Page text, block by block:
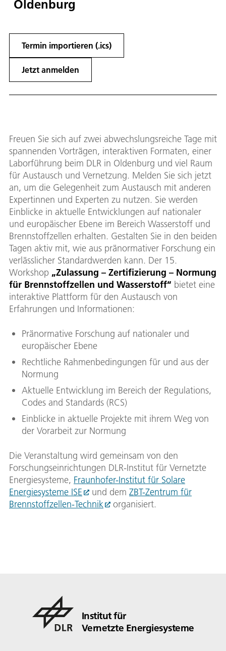
Oldenburg
Termin importieren (.ics)
Jetzt anmelden
Freuen Sie sich auf zwei abwechslungsreiche Tage mit
spannenden Vorträgen, interaktiven Formaten, einer
Laborführung beim DLR in Oldenburg und viel Raum
für Austausch und Vernetzung. Melden Sie sich jetzt
an, um die Gelegenheit zum Austausch mit anderen
Expertinnen und Experten zu nutzen. Sie werden
Einblicke in aktuelle Entwicklungen auf nationaler
und europäischer Ebene im Bereich Wasserstoff und
Brennstoffzellen erhalten. Gestalten Sie in den beiden
Tagen aktiv mit, wie aus pränormativer Forschung ein
verlässlicher Standardwerden kann. Der 15.
Workshop „Zulassung – Zertifizierung – Normung
für Brennstoffzellen und Wasserstoff“ bietet eine
interaktive Plattform für den Austausch von
Erfahrungen und Informationen:
Pränormative Forschung auf nationaler und
europäischer Ebene
Rechtliche Rahmenbedingungen für und aus der
Normung
Aktuelle Entwicklung im Bereich der Regulations,
Codes and Standards (RCS)
Einblicke in aktuelle Projekte mit ihrem Weg von
der Vorarbeit zur Normung
Die Veranstaltung wird gemeinsam von den
Forschungseinrichtungen DLR-Institut für Vernetzte
Energiesysteme, Fraunhofer-Institut für Solare
Energiesysteme ISE
und dem ZBT-Zentrum für
Brennstoffzellen-Technik
organisiert.
Institut für
Vernetzte Energiesysteme